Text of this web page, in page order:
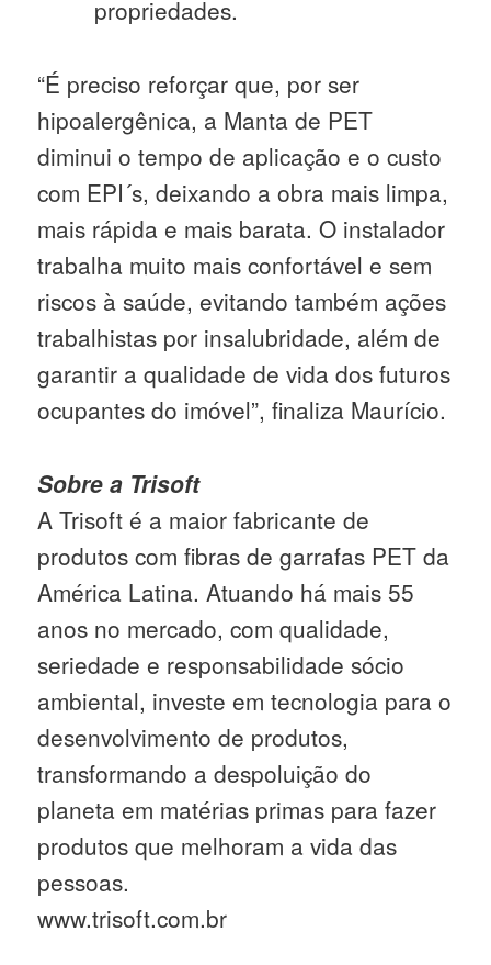
propriedades.
“É preciso reforçar que, por ser
hipoalergênica, a Manta de PET
diminui o tempo de aplicação e o custo
com EPI´s, deixando a obra mais limpa,
mais rápida e mais barata. O instalador
trabalha muito mais confortável e sem
riscos à saúde, evitando também ações
trabalhistas por insalubridade, além de
garantir a qualidade de vida dos futuros
ocupantes do imóvel”, finaliza Maurício.
Sobre a Trisoft
A Trisoft é a maior fabricante de
produtos com fibras de garrafas PET da
América Latina. Atuando há mais 55
anos no mercado, com qualidade,
seriedade e responsabilidade sócio
ambiental, investe em tecnologia para o
desenvolvimento de produtos,
transformando a despoluição do
planeta em matérias primas para fazer
produtos que melhoram a vida das
pessoas.
www.trisoft.com.br